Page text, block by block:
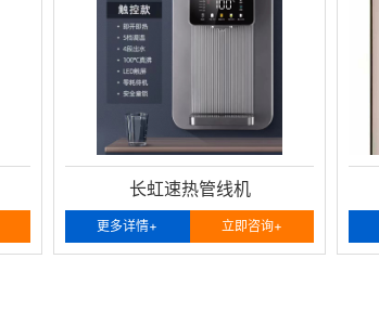
长虹速热管线机
更多详情+ 立即咨询+